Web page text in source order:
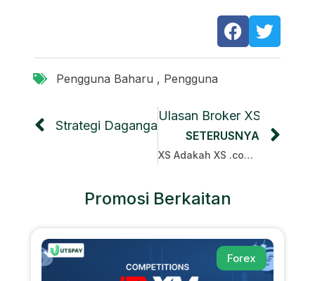
Pengguna Baharu , Pengguna
Strategi Dagangan Forex
UNTUK
Membina Fleksibiliti
Ulasan Broker XS .com
SETERUSNYA
XS Adakah XS .com Selamat, Berlesen dan Boleh Dipercayai?
Promosi Berkaitan
Forex